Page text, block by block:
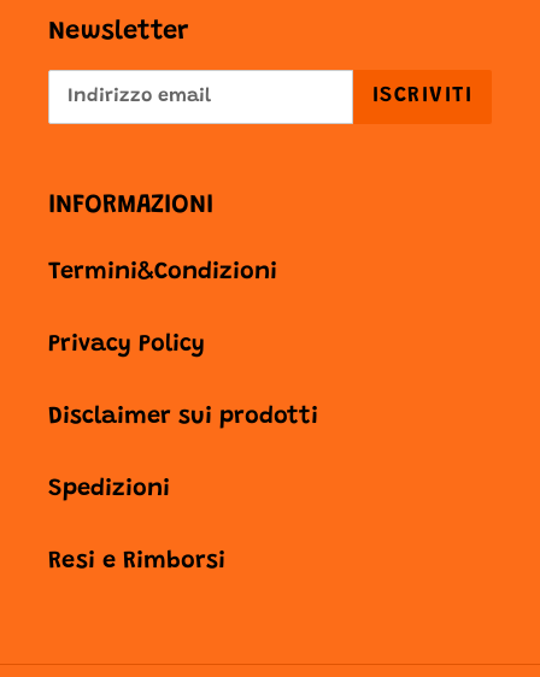
Newsletter
ISCRIVITI
INFORMAZIONI
Termini&Condizioni
Privacy Policy
Disclaimer sui prodotti
Spedizioni
Resi e Rimborsi